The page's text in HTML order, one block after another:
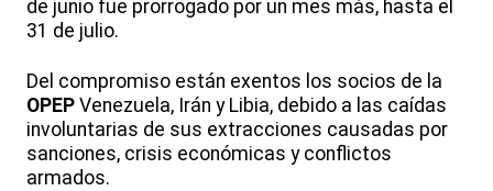
de junio fue prorrogado por un mes más, hasta el
31 de julio.
Del compromiso están exentos los socios de la
OPEP Venezuela, Irán y Libia, debido a las caídas
involuntarias de sus extracciones causadas por
sanciones, crisis económicas y conflictos
armados.